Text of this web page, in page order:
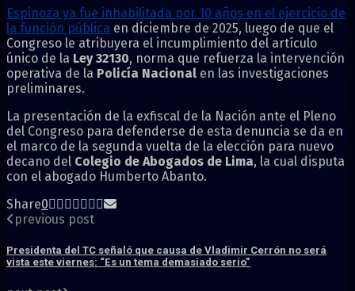
Espinoza ya fue inhabilitada por 10 años en el ejercicio de
la función pública en diciembre de 2025, luego de que el
Congreso le atribuyera el incumplimiento del artículo
único de la Ley 32130, norma que refuerza la intervención
operativa de la Policía Nacional en las investigaciones
preliminares.
La presentación de la exfiscal de la Nación ante el Pleno
del Congreso para defenderse de esta denuncia se da en
el marco de la segunda vuelta de la elección para nuevo
decano del Colegio de Abogados de Lima, la cual disputa
con el abogado Humberto Abanto.
Share0
previous post
Presidenta del TC señaló que causa de Vladimir Cerrón no será
vista este viernes: “Es un tema demasiado serio”